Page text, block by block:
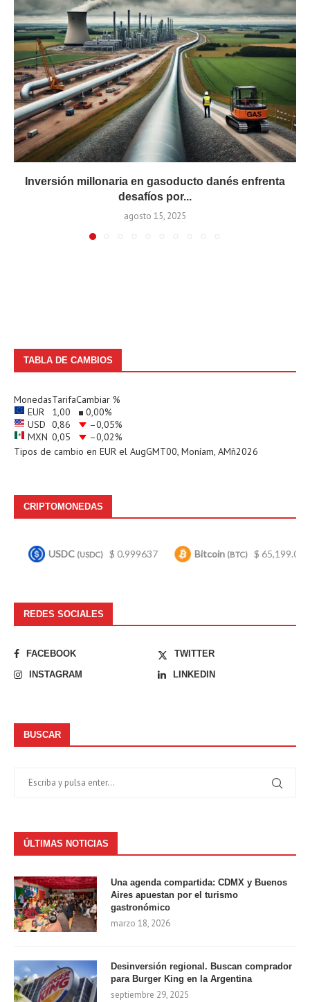
Inversión millonaria en gasoducto danés enfrenta
desafíos por...
agosto 15, 2025
TABLA DE CAMBIOS
MonedasTarifaCambiar %
EUR
1,00 0,00%
USD 0,86 –0,05%
MXN 0,05 –0,02%
Tipos de cambio en EUR el AugGMT00, Moníam, AMñ2026
CRIPTOMONEDAS
USDC(USDC) $ 0.999637 Bitcoin(BTC) $ 65,199.00
REDES SOCIALES
FACEBOOK
TWITTER
INSTAGRAM
LINKEDIN
BUSCAR
ÚLTIMAS NOTICIAS
Una agenda compartida: CDMX y Buenos
Aires apuestan por el turismo
gastronómico
marzo 18, 2026
Desinversión regional. Buscan comprador
para Burger King en la Argentina
septiembre 29, 2025